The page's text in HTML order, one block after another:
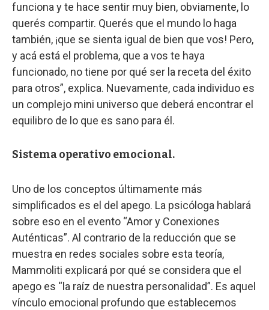
funciona y te hace sentir muy bien, obviamente, lo
querés compartir. Querés que el mundo lo haga
también, ¡que se sienta igual de bien que vos! Pero,
y acá está el problema, que a vos te haya
funcionado, no tiene por qué ser la receta del éxito
para otros”, explica. Nuevamente, cada individuo es
un complejo mini universo que deberá encontrar el
equilibro de lo que es sano para él.
Sistema operativo emocional.
Uno de los conceptos últimamente más
simplificados es el del apego. La psicóloga hablará
sobre eso en el evento “Amor y Conexiones
Auténticas”. Al contrario de la reducción que se
muestra en redes sociales sobre esta teoría,
Mammoliti explicará por qué se considera que el
apego es “la raíz de nuestra personalidad”. Es aquel
vínculo emocional profundo que establecemos